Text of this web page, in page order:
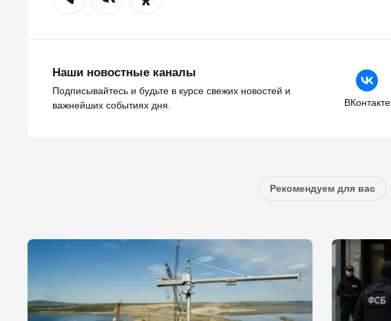
Наши новостные каналы
Подписывайтесь и будьте в курсе свежих новостей и
важнейших событиях дня.
ВКонтакте
Рекомендуем для вас